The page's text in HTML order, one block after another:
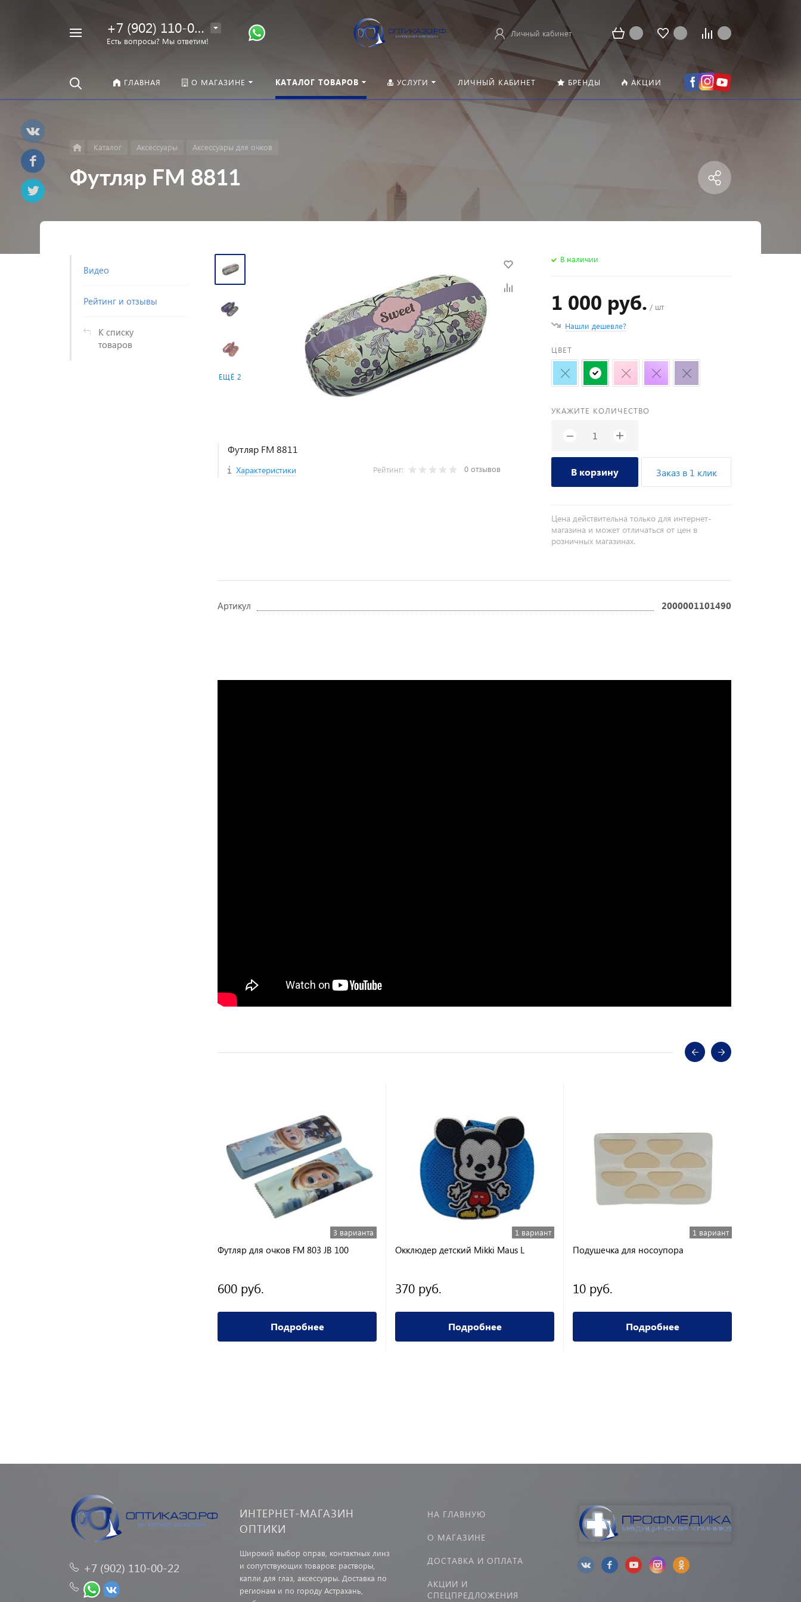
+7 (902) 110-00-22
Есть вопросы? Мы ответим!
Личный кабинет
ГЛАВНАЯ О МАГАЗИНЕ КАТАЛОГ ТОВАРОВ УСЛУГИ ЛИЧНЫЙ КАБИНЕТ БРЕНДЫ АКЦИИ
Каталог Аксессуары Аксессуары для очков
Футляр FM 8811
Видео
Рейтинг и отзывы
К списку
товаров
ЕЩЁ 2
Футляр FM 8811
Характеристики Рейтинг: 0 отзывов
В наличии
1 000 руб. / шт
Нашли дешевле?
ЦВЕТ
УКАЖИТЕ КОЛИЧЕСТВО
− +
В корзину Заказ в 1 клик
Цена действительна только для интернет-
магазина и может отличаться от цен в
розничных магазинах.
Артикул 2000001101490
3 варианта
Футляр для очков FM 803 JB 100
600 руб.
Подробнее
1 вариант
Окклюдер детский Mikki Maus L
370 руб.
Подробнее
1 вариант
Подушечка для носоупора
10 руб.
Подробнее
+7 (902) 110-00-22
ИНТЕРНЕТ-МАГАЗИН
ОПТИКИ
Широкий выбор оправ, контактных линз
и сопутствующих товаров: растворы,
капли для глаз, аксессуары. Доставка по
регионам и по городу Астрахань,
НА ГЛАВНУЮ
О МАГАЗИНЕ
ДОСТАВКА И ОПЛАТА
АКЦИИ И
СПЕЦПРЕДЛОЖЕНИЯ